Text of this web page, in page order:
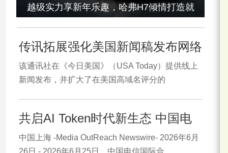
越级实力享新年乐趣，哈弗H7倾情打造就
传讯拓展强化美国新闻稿发布网络
该通讯社在《今日美国》（USA Today）提供线上
新闻发布，并扩大了在美国高域名评分的
共启AI Token时代新生态 中国电
中国上海 -Media OutReach Newswire- 2026年6月
26日 - 2026年6月25日，中国电信国际合